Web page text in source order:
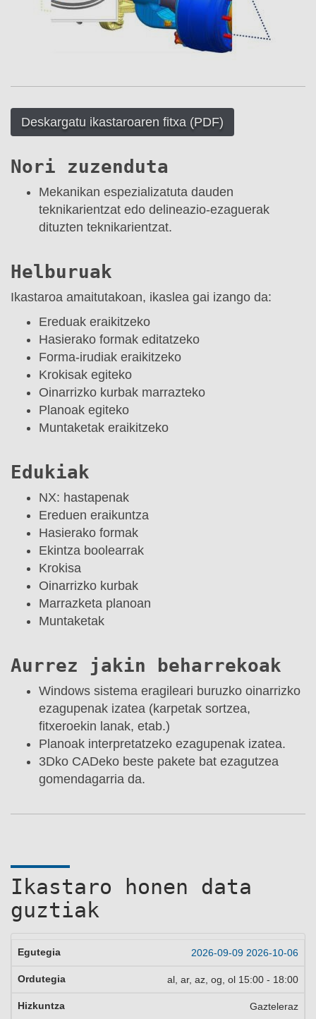
Deskargatu ikastaroaren fitxa (PDF)
Nori zuzenduta
Mekanikan espezializatuta dauden
teknikarientzat edo delineazio-ezaguerak
dituzten teknikarientzat.
Helburuak
Ikastaroa amaitutakoan, ikaslea gai izango da:
Ereduak eraikitzeko
Hasierako formak editatzeko
Forma-irudiak eraikitzeko
Krokisak egiteko
Oinarrizko kurbak marrazteko
Planoak egiteko
Muntaketak eraikitzeko
Edukiak
NX: hastapenak
Ereduen eraikuntza
Hasierako formak
Ekintza boolearrak
Krokisa
Oinarrizko kurbak
Marrazketa planoan
Muntaketak
Aurrez jakin beharrekoak
Windows sistema eragileari buruzko oinarrizko
ezagupenak izatea (karpetak sortzea,
fitxeroekin lanak, etab.)
Planoak interpretatzeko ezagupenak izatea.
3Dko CADeko beste pakete bat ezagutzea
gomendagarria da.
Ikastaro honen data
guztiak
2026-09-09 2026-10-06
al, ar, az, og, ol 15:00 - 18:00
Gazteleraz